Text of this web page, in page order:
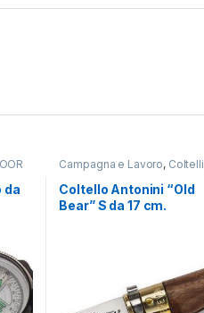
da
Campagna e Lavoro, Coltelli
OUTDOOR
Coltello Antonini “Old
Bear” S da 17 cm.